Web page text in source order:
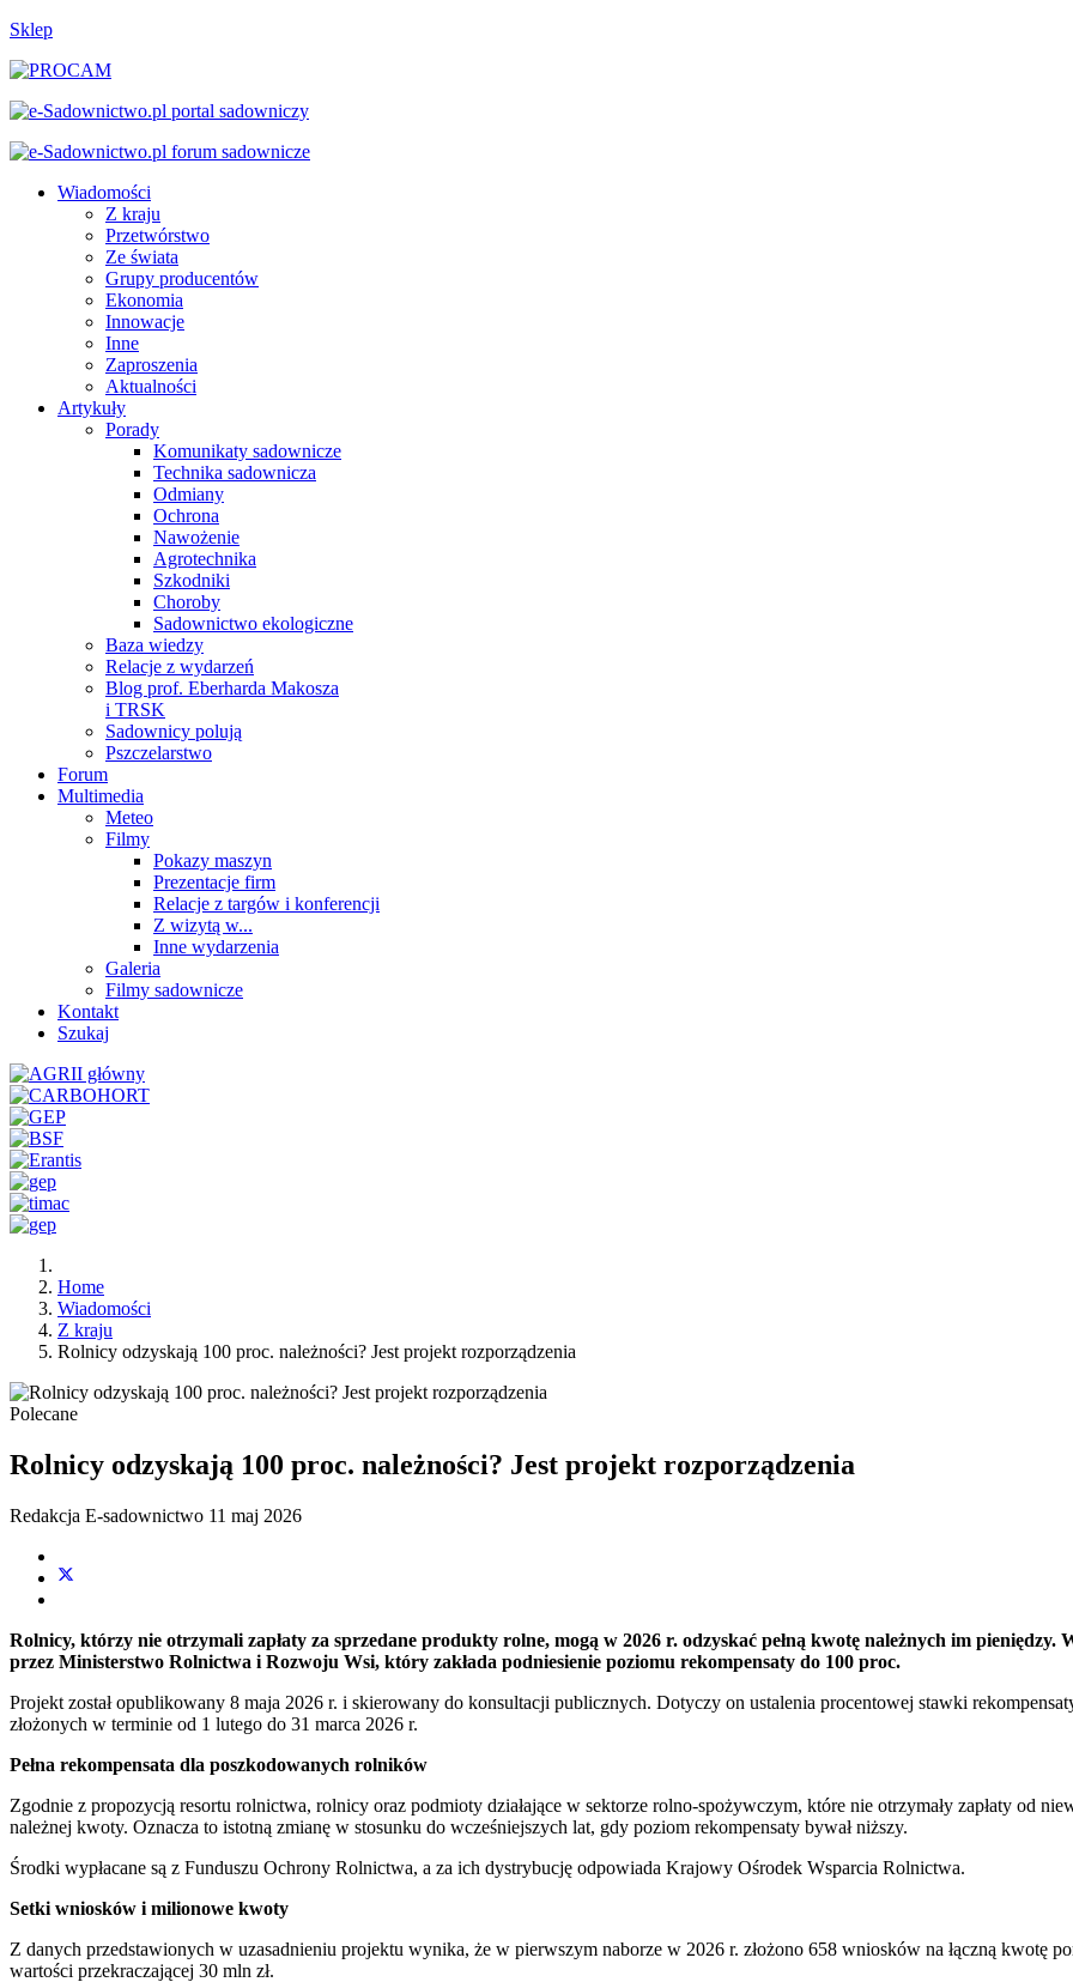
Sklep
Wiadomości
Z kraju
Przetwórstwo
Ze świata
Grupy producentów
Ekonomia
Innowacje
Inne
Zaproszenia
Aktualności
Artykuły
Porady
Komunikaty sadownicze
Technika sadownicza
Odmiany
Ochrona
Nawożenie
Agrotechnika
Szkodniki
Choroby
Sadownictwo ekologiczne
Baza wiedzy
Relacje z wydarzeń
Blog prof. Eberharda Makosza
i TRSK
Sadownicy polują
Pszczelarstwo
Forum
Multimedia
Meteo
Filmy
Pokazy maszyn
Prezentacje firm
Relacje z targów i konferencji
Z wizytą w...
Inne wydarzenia
Galeria
Filmy sadownicze
Kontakt
Szukaj
Home
Wiadomości
Z kraju
Rolnicy odzyskają 100 proc. należności? Jest projekt rozporządzenia
Polecane
Rolnicy odzyskają 100 proc. należności? Jest projekt rozporządzenia
Redakcja E-sadownictwo 11 maj 2026
Rolnicy, którzy nie otrzymali zapłaty za sprzedane produkty rolne, mogą w 2026 r. odzyskać pełną kwotę należnych im
przez Ministerstwo Rolnictwa i Rozwoju Wsi, który zakłada podniesienie poziomu rekompensaty do 100 proc.
Projekt został opublikowany 8 maja 2026 r. i skierowany do konsultacji publicznych. Dotyczy on ustalenia procentowej stawki
złożonych w terminie od 1 lutego do 31 marca 2026 r.
Pełna rekompensata dla poszkodowanych rolników
Zgodnie z propozycją resortu rolnictwa, rolnicy oraz podmioty działające w sektorze rolno-spożywczym, które nie otrzymały zapłaty od
należnej kwoty. Oznacza to istotną zmianę w stosunku do wcześniejszych lat, gdy poziom rekompensaty bywał niższy.
Środki wypłacane są z Funduszu Ochrony Rolnictwa, a za ich dystrybucję odpowiada Krajowy Ośrodek Wsparcia Rolnictwa.
Setki wniosków i milionowe kwoty
Z danych przedstawionych w uzasadnieniu projektu wynika, że w pierwszym naborze w 2026 r. złożono 658 wniosków na łączną kwotę
wartości przekraczającej 30 mln zł.